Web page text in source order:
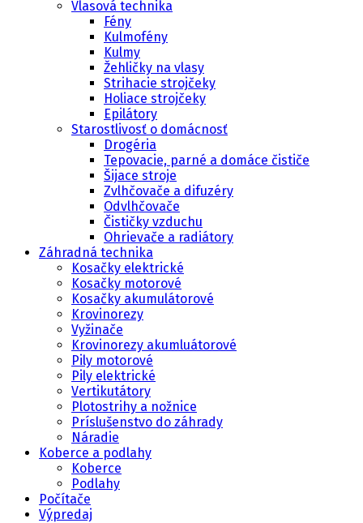
Vlasová technika
Fény
Kulmofény
Kulmy
Žehličky na vlasy
Strihacie strojčeky
Holiace strojčeky
Epilátory
Starostlivosť o domácnosť
Drogéria
Tepovacie, parné a domáce čističe
Šijace stroje
Zvlhčovače a difuzéry
Odvlhčovače
Čističky vzduchu
Ohrievače a radiátory
Záhradná technika
Kosačky elektrické
Kosačky motorové
Kosačky akumulátorové
Krovinorezy
Vyžinače
Krovinorezy akumluátorové
Pily motorové
Pily elektrické
Vertikutátory
Plotostrihy a nožnice
Príslušenstvo do záhrady
Náradie
Koberce a podlahy
Koberce
Podlahy
Počítače
Výpredaj